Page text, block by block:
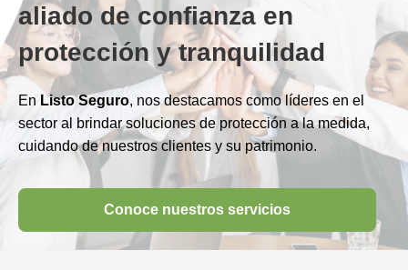
aliado de confianza en
protección y tranquilidad
En Listo Seguro, nos destacamos como líderes en el
sector al brindar soluciones de protección a la medida,
cuidando de nuestros clientes y su patrimonio.
Conoce nuestros servicios